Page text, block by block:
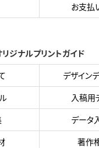
お支払
リジナルプリントガイド
デザイン
入稿用
データ
著作